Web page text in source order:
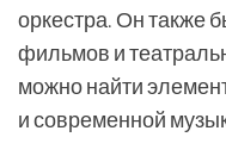
оркестра. Он также
фильмов и
можно найти
и современной